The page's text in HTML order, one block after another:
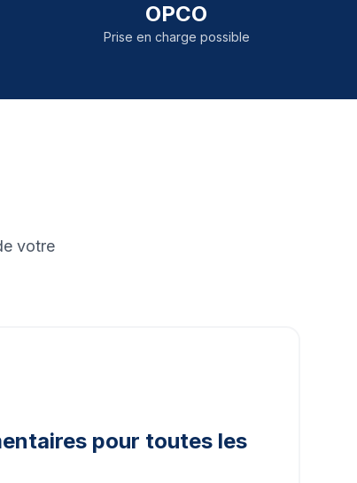
OPCO
Prise en charge possible
votre
pour toutes les